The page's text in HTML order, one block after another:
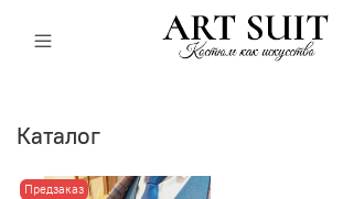
Каталог
Предзаказ